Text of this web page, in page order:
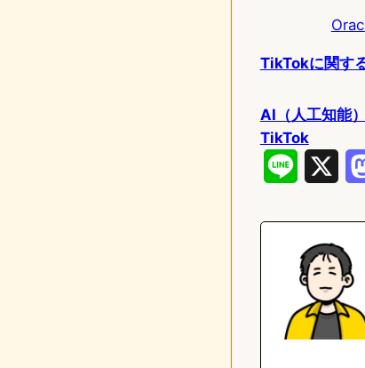
TikTokに関す
AI（人工知能
TikTok
e